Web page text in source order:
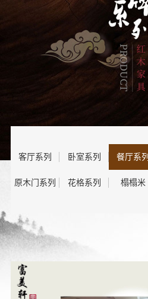
客厅系列 卧室系列 餐厅系列
原木门系列 花格系列 榻榻米